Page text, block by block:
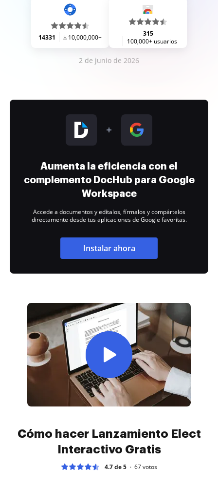
14331 10,000,000+
315
100,000+ usuarios
2 de junio de 2026
Aumenta la eficiencia con el
complemento DocHub para Google
Workspace
Accede a documentos y edítalos, fírmalos y compártelos
directamente desde tus aplicaciones de Google favoritas.
Instalar ahora
Cómo hacer Lanzamiento Elect
Interactivo Gratis
4.7 de 5 67votos